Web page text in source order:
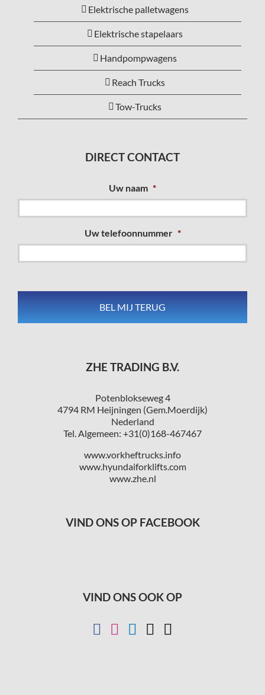
Elektrische palletwagens
Elektrische stapelaars
Handpompwagens
Reach Trucks
Tow-Trucks
DIRECT CONTACT
Uw naam *
Uw telefoonnummer *
ZHE TRADING B.V.
Potenblokseweg 4
4794 RM Heijningen (Gem.Moerdijk)
Nederland
Tel. Algemeen: +31(0)168-467467
www.vorkheftrucks.info
www.hyundaiforklifts.com
www.zhe.nl
VIND ONS OP FACEBOOK
VIND ONS OOK OP